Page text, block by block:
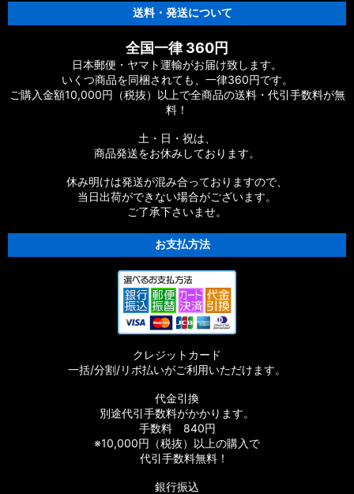
【シマノ】19ストラディック［STRADIC］対応 カスタムパー
ツ
【シマノ】20ストラディックSW［STRADIC SW］対応 カスタ
【シマノ】18ストラディックSW［STRADIC SW］対応 カスタ
【シマノ】15-16ストラディック［STRADIC］対応 カスタムパ
【シマノ】17サステイン［SUSTAIN］対応 カスタムパーツ
【シマノ】11バイオマスター［BIOMASTER］対応 カスタムパ
【シマノ】08バイオマスター［BIOMASTER］対応 カスタムパ
【シマノ】06バイオマスターMg［BIOMASTER Mg］対応 カ
送料・発送について
全国一律 360円
日本郵便・ヤマト運輸がお届け致します。
いくつ商品を同梱されても、一律360円です。
ご購入金額10,000円（税抜）以上で全商品の送料・代引手数料が無
料！
土・日・祝は、
商品発送をお休みしております。
休み明けは発送が混み合っておりますので、
当日出荷ができない場合がございます。
ご了承下さいませ。
お支払方法
クレジットカード
一括/分割/リボ払いがご利用いただけます。
代金引換
別途代引手数料がかかります。
手数料 840円
※10,000円（税抜）以上の購入で
代引手数料無料！
銀行振込